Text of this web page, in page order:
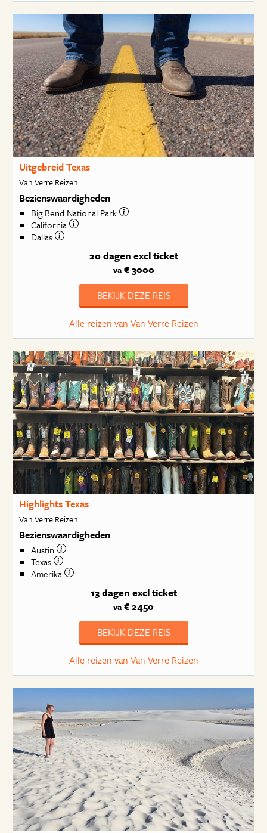
Uitgebreid Texas
Van Verre Reizen
Bezienswaardigheden
Big Bend National Park
California
Dallas
20 dagen excl ticket
va€ 3000
BEKIJK DEZE REIS
Alle reizen van Van Verre Reizen
Highlights Texas
Van Verre Reizen
Bezienswaardigheden
Austin
Texas
Amerika
13 dagen excl ticket
va € 2450
BEKIJK DEZE REIS
Alle reizen van Van Verre Reizen